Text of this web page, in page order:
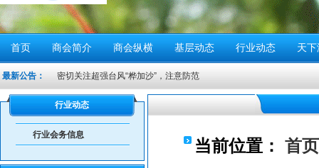
首页 商会简介 商会纵横 基层动态 行业动态 天
最新公告：
密切关注超强台风“桦加沙”，注意防范
汕头将分区域、分行业、分时段实行“四停”
感谢信
汕头市2026年“6·30”助力乡村振兴活动倡议书
【人民防空宣传周】如何辨别防空警报？我们应该...
6月21日10时15分，汕头将实施防空警报试鸣！
行业动态
行业会务信息
当前位置： 首页